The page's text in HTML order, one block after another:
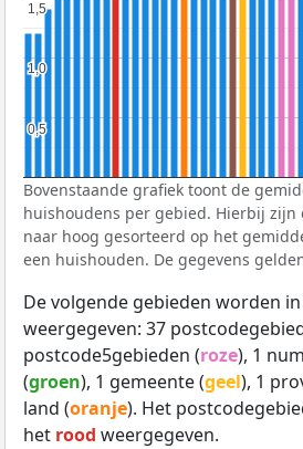
0,5
0,5
1,0
1,0
1,5
1,5
Bovenstaande grafiek toont de
huishoudens per gebied. Hierbij zijn
naar hoog gesorteerd op het
een huishouden. De gegevens
De volgende gebieden worden
weergegeven: 37
postcode5gebieden (roze), 1
(groen), 1 gemeente (geel), 1
land (oranje). Het
het rood weergegeven.